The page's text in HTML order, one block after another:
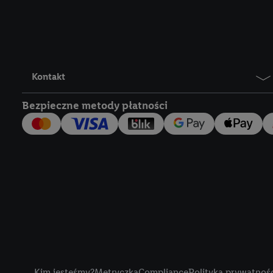
Kontakt
Bezpieczne metody płatności
Lidl Plus, możemy
wymienionych
następnie
użytkownika w
my i jeden z innych
Użytkownik upoważnia
usługach Lidl. Utiq
tak, Utiq udostępni
numeru
wykorzystany do
szczególności
obsługiwanych przez
korzystanie z
lub